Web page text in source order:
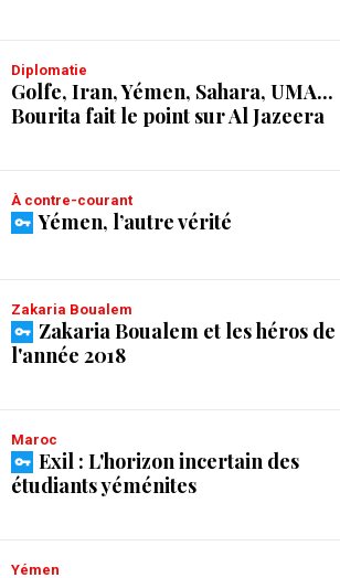
Diplomatie
Golfe, Iran, Yémen, Sahara, UMA...
Bourita fait le point sur Al Jazeera
À contre-courant
Yémen, l’autre vérité
Zakaria Boualem
Zakaria Boualem et les héros de
l'année 2018
Maroc
Exil : L'horizon incertain des
étudiants yéménites
Yémen